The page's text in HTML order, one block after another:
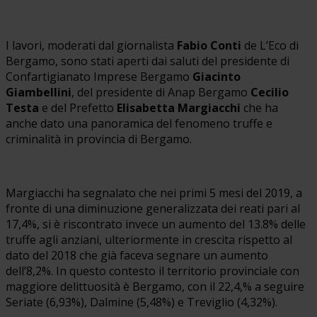
I lavori, moderati dal giornalista Fabio Conti de L’Eco di
Bergamo, sono stati aperti dai saluti del presidente di
Confartigianato Imprese Bergamo Giacinto
Giambellini, del presidente di Anap Bergamo Cecilio
Testa e del Prefetto Elisabetta Margiacchi che ha
anche dato una panoramica del fenomeno truffe e
criminalità in provincia di Bergamo.
Margiacchi ha segnalato che nei primi 5 mesi del 2019, a
fronte di una diminuzione generalizzata dei reati pari al
17,4%, si è riscontrato invece un aumento del 13.8% delle
truffe agli anziani, ulteriormente in crescita rispetto al
dato del 2018 che già faceva segnare un aumento
dell’8,2%. In questo contesto il territorio provinciale con
maggiore delittuosità è Bergamo, con il 22,4,% a seguire
Seriate (6,93%), Dalmine (5,48%) e Treviglio (4,32%).